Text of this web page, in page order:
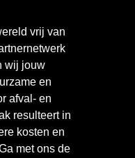
vrij van
wij jouw
en
afval- en
resulteert in
kosten en
met ons de